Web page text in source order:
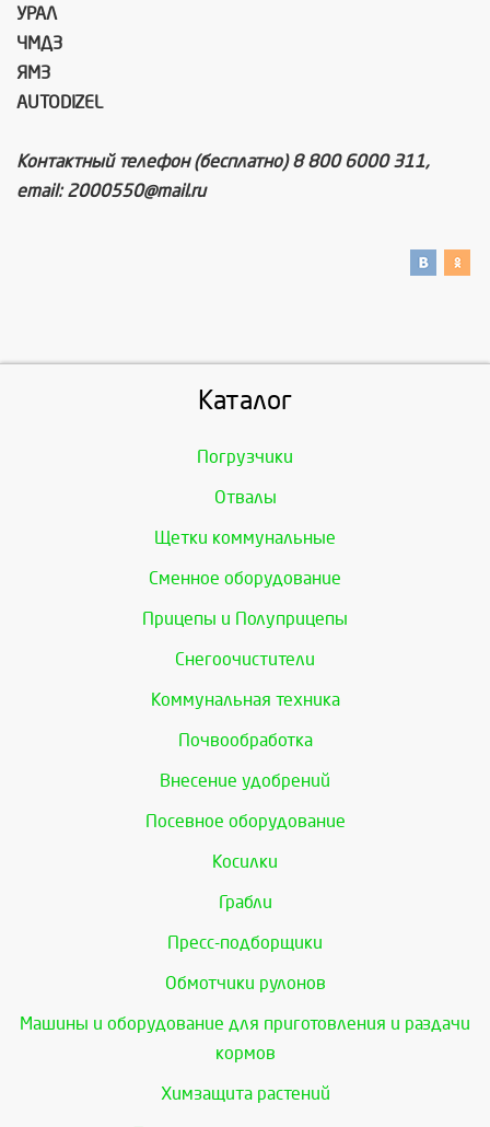
УРАЛ
ЧМДЗ
ЯМЗ
AUTODIZEL
Контактный телефон (бесплатно) 8 800 6000 311,
email: 2000550@mail.ru
Каталог
Погрузчики
Отвалы
Щетки коммунальные
Сменное оборудование
Прицепы и Полуприцепы
Снегоочистители
Коммунальная техника
Почвообработка
Внесение удобрений
Посевное оборудование
Косилки
Грабли
Пресс-подборщики
Обмотчики рулонов
Машины и оборудование для приготовления и раздачи
кормов
Химзащита растений